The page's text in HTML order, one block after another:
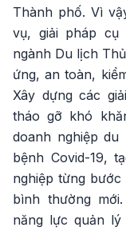
Thành phố. Vì
vụ, giải pháp
ngành Du lịch
ứng, an toàn,
Xây dựng các
tháo gỡ khó
doanh nghiệp
bệnh Covid-19,
nghiệp từng
bình thường
năng lực quản